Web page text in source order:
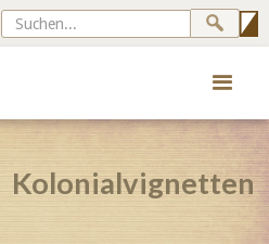
Kolonialvignetten